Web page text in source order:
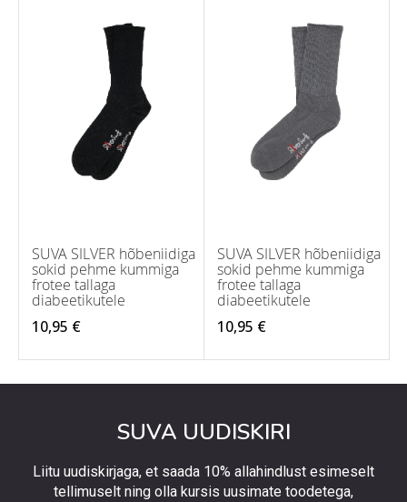
SUVA SILVER hõbeniidiga
sokid pehme kummiga
frotee tallaga
diabeetikutele
10,95 €
SUVA SILVER hõbeniidiga
sokid pehme kummiga
frotee tallaga
diabeetikutele
10,95 €
SUVA UUDISKIRI
Liitu uudiskirjaga, et saada 10% allahindlust esimeselt
tellimuselt ning olla kursis uusimate toodetega,